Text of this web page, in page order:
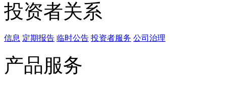
投资者关系
信息 定期报告 临时公告 投资者服务 公司治理
产品服务